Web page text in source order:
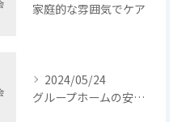
家庭的な雰囲気でケア
2024/05/24
グループホームの安心な生活環境と入居サポート